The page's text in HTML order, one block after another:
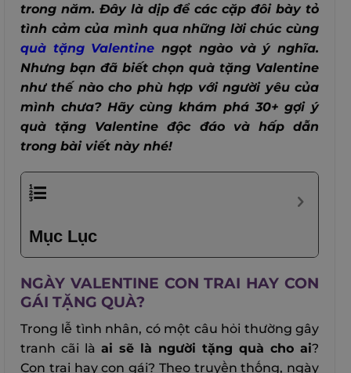
trong năm. Đây là dịp để các cặp đôi bày tỏ
tình cảm của mình qua những lời chúc cùng
quà tặng Valentine ngọt ngào và ý nghĩa.
Nhưng bạn đã biết chọn quà tặng Valentine
như thế nào cho phù hợp với người yêu của
mình chưa? Hãy cùng khám phá 30+ gợi ý
quà tặng Valentine độc đáo và hấp dẫn
trong bài viết này nhé!
Mục Lục
NGÀY VALENTINE CON TRAI HAY CON
GÁI TẶNG QUÀ?
Trong lễ tình nhân, có một câu hỏi thường gây
tranh cãi là ai sẽ là người tặng quà cho ai?
Con trai hay con gái? Theo truyền thống, ngày